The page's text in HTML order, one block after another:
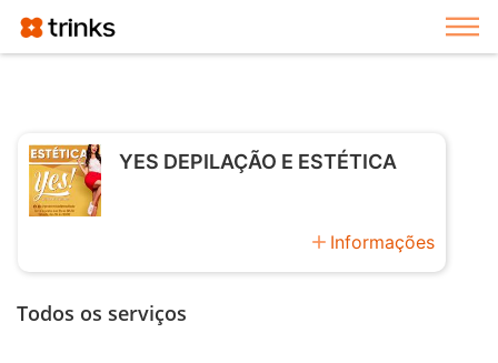
YES DEPILAÇÃO E ESTÉTICA
add Informações
Todos os serviços